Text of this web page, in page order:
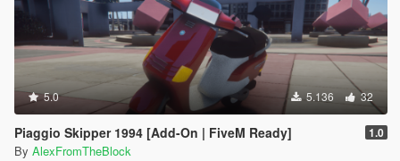
5.0 5.136 32
Piaggio Skipper 1994 [Add-On | FiveM Ready] 1.0
By AlexFromTheBlock